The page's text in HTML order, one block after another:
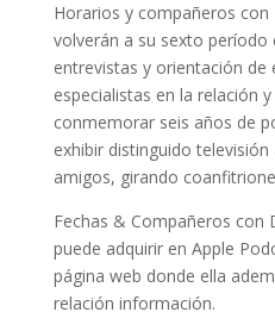
Horarios y compañeros
volverán a su sexto período
entrevistas y orientación
especialistas en la relación
conmemorar seis años de
exhibir distinguido
amigos, girando
Fechas & Compañeros con
puede adquirir en Apple
página web donde ella
relación información.